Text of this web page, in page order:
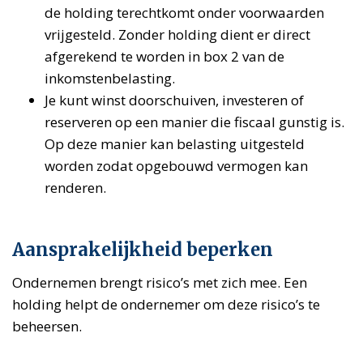
de holding terechtkomt onder voorwaarden
vrijgesteld. Zonder holding dient er direct
afgerekend te worden in box 2 van de
inkomstenbelasting.
Je kunt winst doorschuiven, investeren of
reserveren op een manier die fiscaal gunstig is.
Op deze manier kan belasting uitgesteld
worden zodat opgebouwd vermogen kan
renderen.
Aansprakelijkheid beperken
Ondernemen brengt risico’s met zich mee. Een
holding helpt de ondernemer om deze risico’s te
beheersen.